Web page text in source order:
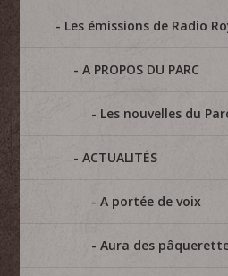
Les émissions de Radio
A PROPOS DU PARC
Les nouvelles du
ACTUALITÉS
A portée de voix
Aura des